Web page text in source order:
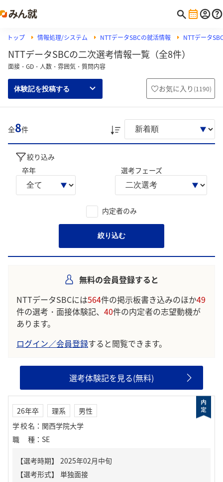
トップ 情報処理/システム NTTデータSBCの就活情報 NTTデータ
NTTデータSBCの二次選考情報一覧（全8件）
面接・GD・人数・雰囲気・質問内容
体験記を投稿する お気に入り (1190)
全8件
絞り込み
卒年
選考フェーズ
内定者のみ
絞り込む
無料の会員登録すると
NTTデータSBCには564件の掲示板書き込みのほか49
件の選考・面接体験記、 40件の内定者の志望動機が
あります。
ログイン／会員登録すると閲覧できます。
選考体験記を見る(無料)
26年卒 理系
男性
学校名 ： 関西学院大学
職種 ： SE